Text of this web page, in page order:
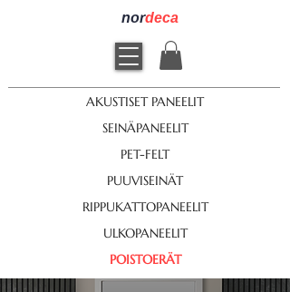
nordeca
AKUSTISET PANEELIT
SEINÄPANEELIT
PET-FELT
PUUVISEINÄT
RIPPUKATTOPANEELIT
ULKOPANEELIT
POISTOERÄT